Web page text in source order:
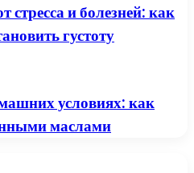
стресса и болезней: как
густоту
условиях: как
маслами